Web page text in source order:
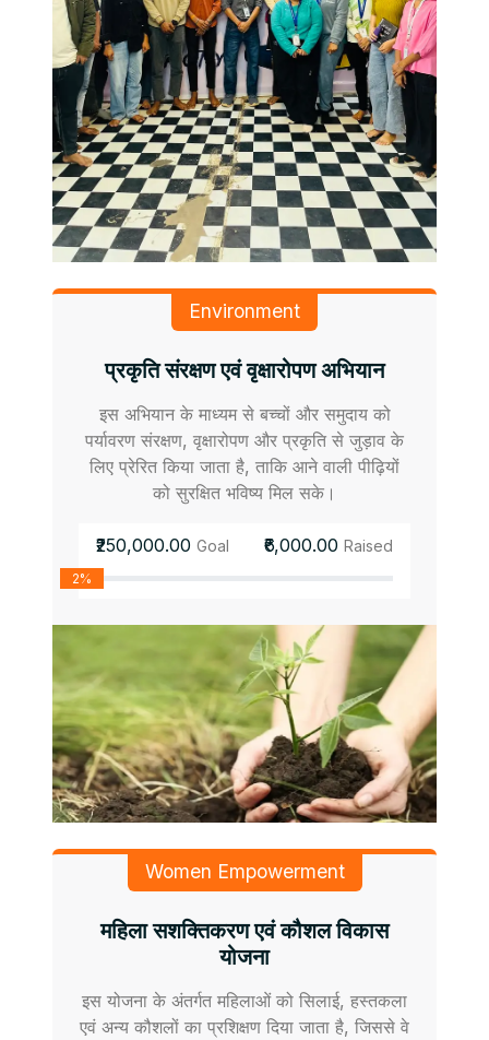
Environment
प्रकृति संरक्षण एवं वृक्षारोपण अभियान
इस अभियान के माध्यम से बच्चों और समुदाय को
पर्यावरण संरक्षण, वृक्षारोपण और प्रकृति से जुड़ाव के
लिए प्रेरित किया जाता है, ताकि आने वाली पीढ़ियों
को सुरक्षित भविष्य मिल सके।
₹250,000.00 Goal ₹6,000.00 Raised
2%
Women Empowerment
महिला सशक्तिकरण एवं कौशल विकास
योजना
इस योजना के अंतर्गत महिलाओं को सिलाई, हस्तकला
एवं अन्य कौशलों का प्रशिक्षण दिया जाता है, जिससे वे